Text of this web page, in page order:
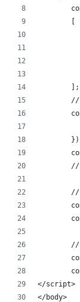
	];
	})
</script>
</body>